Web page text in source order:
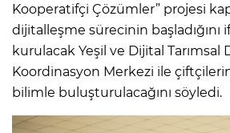
Kooperatifçi Çözümler” projesi
dijitalleşme sürecinin başladığını
kurulacak Yeşil ve Dijital Tarımsal
Koordinasyon Merkezi ile
bilimle buluşturulacağını söyledi.